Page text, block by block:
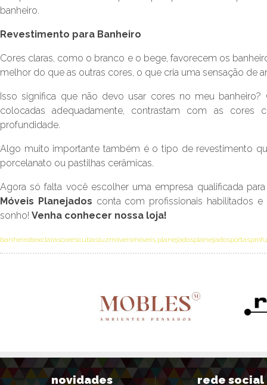
banheiro.
Revestimento para Banheiro
Cores claras, como o branco e o bege, favorecem os
melhor do que as outras cores, o que cria uma sensação de
Isso significa que não devo usar cores no meu
colocadas adequadamente, contrastam com as
profundidade.
Algo muito importante também é o tipo de revestimento
porcelanato ou pastilhas cerâmicas.
Agora só falta você escolher uma empresa qualificada
Móveis Planejados conta com profissionais habilitados
sonho! Venha conhecer nossa loja!
banheiroboxclarascorescubasluzmóveismóveis planejadosplanejadosportas
novidades rede social